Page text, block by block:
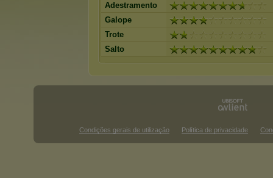
Adestramento
Galope
Trote
Salto
Condições gerais de utilização Política de privacidade